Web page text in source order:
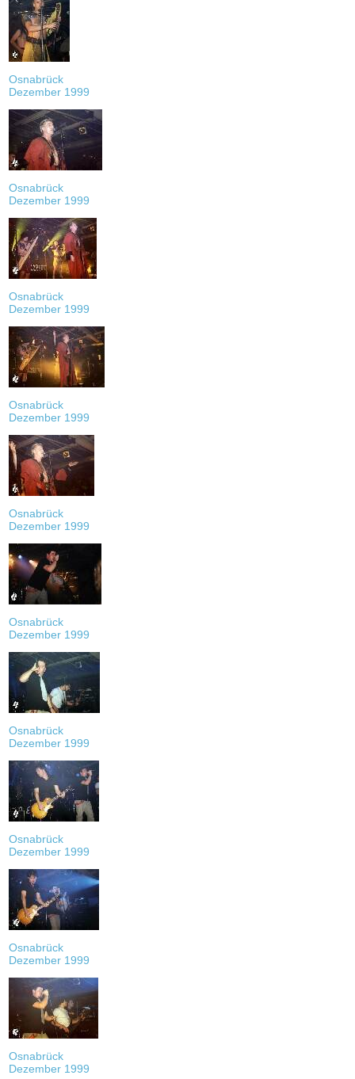
Osnabrück
Dezember 1999
Osnabrück
Dezember 1999
Osnabrück
Dezember 1999
Osnabrück
Dezember 1999
Osnabrück
Dezember 1999
Osnabrück
Dezember 1999
Osnabrück
Dezember 1999
Osnabrück
Dezember 1999
Osnabrück
Dezember 1999
Osnabrück
Dezember 1999